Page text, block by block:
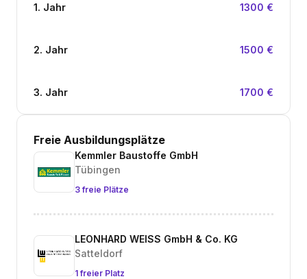
1. Jahr 1300 €
2. Jahr 1500 €
3. Jahr 1700 €
Freie Ausbildungsplätze
Kemmler Baustoffe GmbH
Tübingen
3 freie Plätze
LEONHARD WEISS GmbH & Co. KG
Satteldorf
1 freier Platz